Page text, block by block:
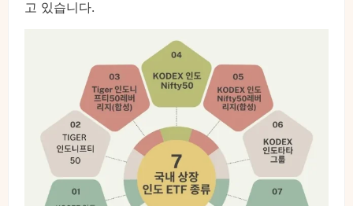
고 있습니다.